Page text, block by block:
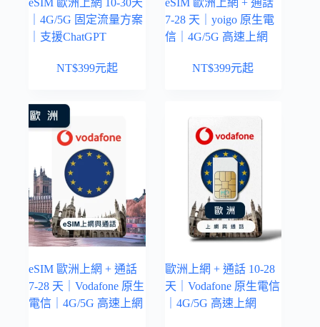
eSIM 歐洲上網 10-30天
｜4G/5G 固定流量方案
｜支援ChatGPT
NT$399元起
eSIM 歐洲上網 + 通話
7-28 天｜yoigo 原生電
信｜4G/5G 高速上網
NT$399元起
eSIM 歐洲上網 + 通話
7-28 天｜Vodafone 原生
電信｜4G/5G 高速上網
歐洲上網 + 通話 10-28
天｜Vodafone 原生電信
｜4G/5G 高速上網